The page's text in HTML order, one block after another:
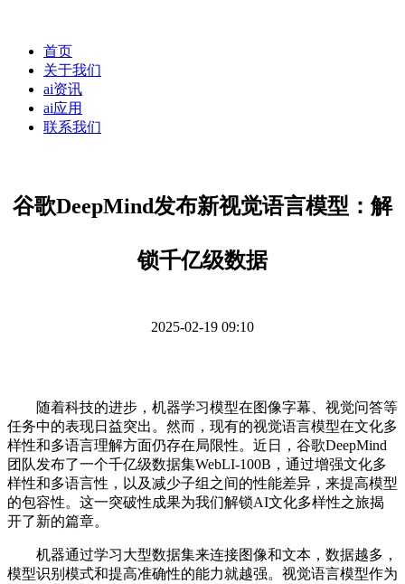
首页
关于我们
ai资讯
ai应用
联系我们
谷歌DeepMind发布新视觉语言模型：解
锁千亿级数据
2025-02-19 09:10
随着科技的进步，机器学习模型在图像字幕、视觉问答等
任务中的表现日益突出。然而，现有的视觉语言模型在文化多
样性和多语言理解方面仍存在局限性。近日，谷歌DeepMind
团队发布了一个千亿级数据集WebLI-100B，通过增强文化多
样性和多语言性，以及减少子组之间的性能差异，来提高模型
的包容性。这一突破性成果为我们解锁AI文化多样性之旅揭
开了新的篇章。
机器通过学习大型数据集来连接图像和文本，数据越多，
模型识别模式和提高准确性的能力就越强。视觉语言模型作为